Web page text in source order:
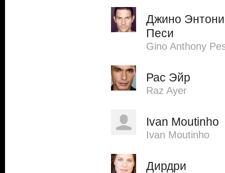
Джино Энтони
Песи
Gino Anthony
Рас Эйр
Raz Ayer
Ivan Moutinho
Ivan Moutinho
Дирдри